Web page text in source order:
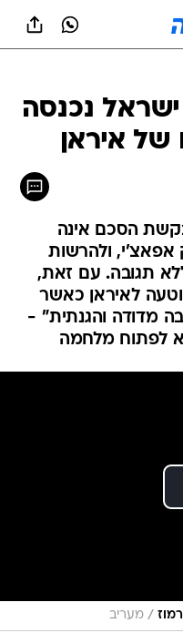
נכנסה
איראן
הסכם אינה
אפאצ'י, ולהרשות
תגובה. עם זאת,
לאיראן כאשר
מדודה והגנתית" -
לפתוח מלחמה
/ מעריב